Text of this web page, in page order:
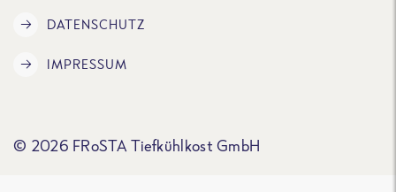
DATENSCHUTZ
IMPRESSUM
© 2026 FRoSTA Tiefkühlkost GmbH